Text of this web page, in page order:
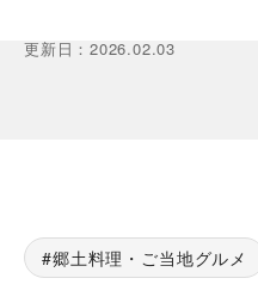
更新日 ：2026.02.03
郷土料理・ご当地グルメ